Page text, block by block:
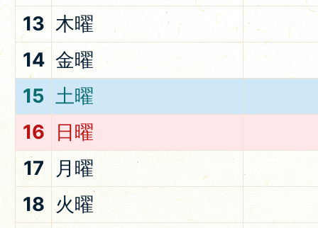
13 木曜
14 金曜
15 土曜
16
日曜
17
月曜
18 火曜